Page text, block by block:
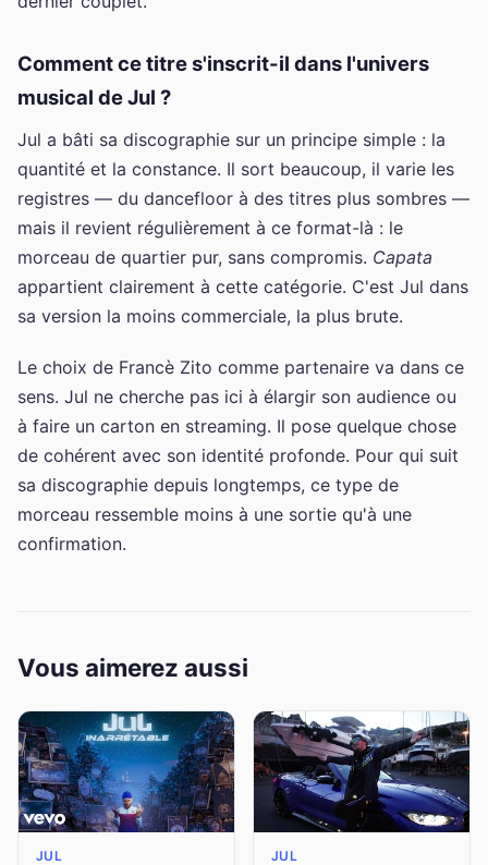
Comment ce titre s'inscrit-il dans l'univers
musical de Jul ?
Jul a bâti sa discographie sur un principe simple : la
quantité et la constance. Il sort beaucoup, il varie les
registres — du dancefloor à des titres plus sombres —
mais il revient régulièrement à ce format-là : le
morceau de quartier pur, sans compromis. Capata
appartient clairement à cette catégorie. C'est Jul dans
sa version la moins commerciale, la plus brute.
Le choix de Francè Zito comme partenaire va dans ce
sens. Jul ne cherche pas ici à élargir son audience ou
à faire un carton en streaming. Il pose quelque chose
de cohérent avec son identité profonde. Pour qui suit
sa discographie depuis longtemps, ce type de
morceau ressemble moins à une sortie qu'à une
confirmation.
Vous aimerez aussi
JUL JUL